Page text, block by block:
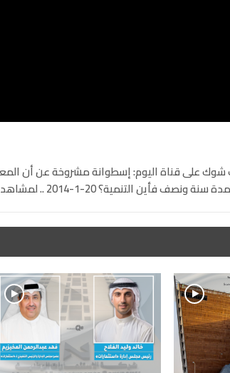
شوك على قناة اليوم: إسطوانة مشروخة عن أن
فأين التنمية؟ 20-1-2014 .. لمشاهدة اللقاء الكامل اضغط